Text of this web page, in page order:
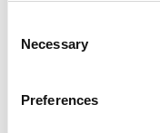
Selection
Necessary
Preferences
basierte Tweets
geteiltals